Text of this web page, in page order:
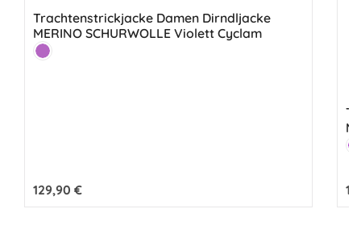
Trachtenstrickjacke Damen Dirndljacke
MERINO SCHURWOLLE Violett Cyclam
Farbe:
Cyclam
Regulärer Preis:
129,90 €